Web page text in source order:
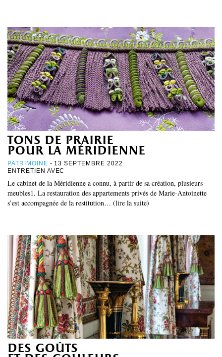
tons de prairie
pour la méridienne
PATRIMOINE - 13 SEPTEMBRE 2022
ENTRETIEN AVEC
Le cabinet de la Méridienne a connu, à partir de sa création, plusieurs
meubles1. La restauration des appartements privés de Marie-Antoinette
s’est accompagnée de la restitution… (lire la suite)
des goûts